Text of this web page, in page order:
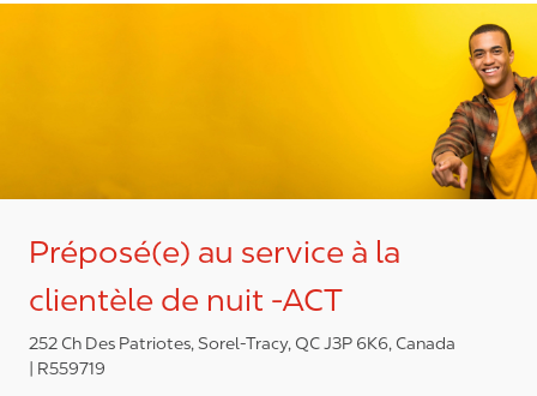
Préposé(e) au service à la
clientèle de nuit -ACT
252 Ch Des Patriotes, Sorel-Tracy, QC J3P 6K6, Canada
R559719